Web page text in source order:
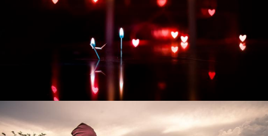
Развитие интернет-магазина "Всё для
праздника"
Смотреть проект